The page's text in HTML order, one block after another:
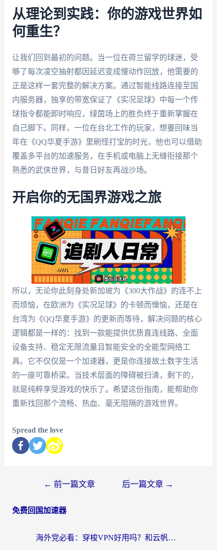
从理论到实践：你的游戏世界如
何重生？
让我们回到最初的问题。当一位在荷兰留学的球迷，受
够了每次凌空抽射都因延迟变成慢动作回放，他需要的
正是这样一套完整的解决方案。通过智能线路连接至国
内服务器，独享的带宽保证了《实况足球》中每一个传
球指令都能即时响应，绿茵场上的胜负终于重新掌握在
自己脚下。同样，一位在台北工作的玩家，想要回味当
年在《QQ华夏手游》里刷怪打宝的时光，他也可以借助
覆盖多平台的加速服务，在手机或电脑上无缝衔接那个
熟悉的武侠世界，与昔日好友再战沙场。
开启你的无国界游戏之旅
所以，无论你此刻身处新加坡为《300大作战》的连不上
而烦恼，在欧洲为《实况足球》的卡顿而懊恼，还是在
台湾为《QQ华夏手游》的更新而等待，解决问题的核心
逻辑都是一样的：找到一款能提供优质直连线路、全面
设备支持、稳定无限流量且智能安全的全能型网络工
具。它不仅仅是一个加速器，更是你连接故土数字生活
的一座可靠桥梁。当技术层面的障碍被扫清，剩下的，
就是纯粹享受游戏的快乐了。希望这份指南，能帮助你
重新找回那个流畅、热血、毫无阻隔的游戏世界。
Spread the love
← 前一篇文章 后一篇文章 →
免费回国加速器
海外党必看：穿梭VPN好用吗？和云帆VPN对比哪个回国效果更好？附真实测评+避坑指南